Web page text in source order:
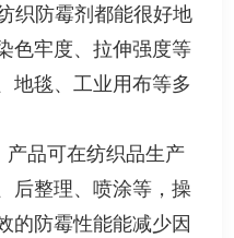
织防霉剂都能很好地
色牢度、拉伸强度等
地毯、工业用布等多
品可在纺织品生产
后整理、喷涂等，操
的防霉性能能减少因